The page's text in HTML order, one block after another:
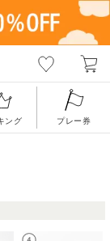
ング プレー券